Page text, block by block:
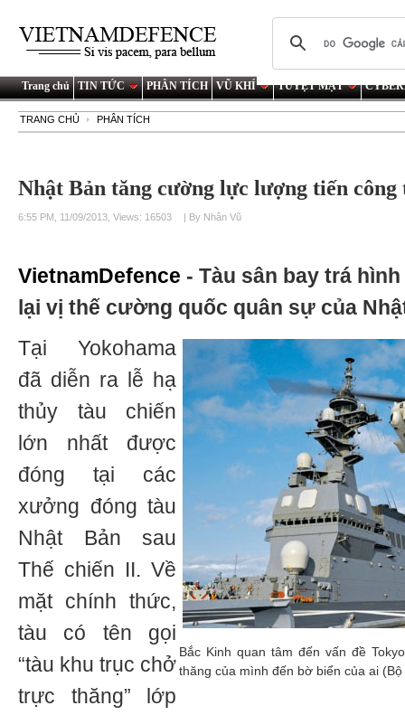
Trang chủ TIN TỨC PHÂN TÍCH VŨ KHÍ TUYỆT MẬT
TRANG CHỦ PHÂN TÍCH
Nhật Bản tăng cường lực lượng tiến công
6:55 PM, 11/09/2013, Views: 16503 | By Nhân Vũ
VietnamDefence - Tàu sân bay trá
lại vị thế cường quốc quân sự của
Bắc Kinh quan tâm đến vấn đề
thăng của mình đến bờ biển của ai
Tại Yokohama
đã diễn ra lễ hạ
thủy tàu chiến
lớn nhất được
đóng tại các
xưởng đóng tàu
Nhật Bản sau
Thế chiến II. Về
mặt chính thức,
tàu có tên gọi
“tàu khu trục chở
trực thăng” lớp